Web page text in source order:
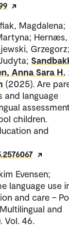
Magdalena;
Hernæs,
Anna Sara H.
(2025). Are
and language
children.
and
Evensen;
language use
and care –
and
Vol. 46.